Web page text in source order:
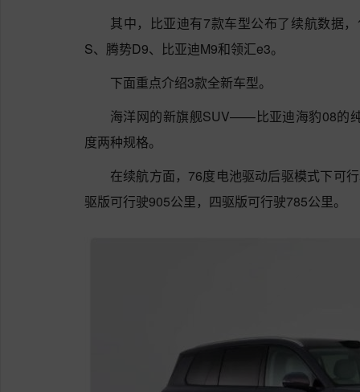
其中，比亚迪有7款车型公布了续航数据
S、腾势D9、比亚迪M9和领汇e3。
下面重点介绍3款全新车型。
海洋网的新旗舰SUV——比亚迪海豹08的
度两种规格。
在续航方面，76度电池驱动后驱模式下可
驱版可行驶905公里，四驱版可行驶785公里。